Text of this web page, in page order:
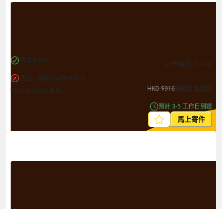
帶電池物品
液體、凝膠狀或粉末物品
*包含本地取件費用
計費重量 0.5kg
HKD$916HKD $327
預計 3-5 工作日到達
馬上寄件